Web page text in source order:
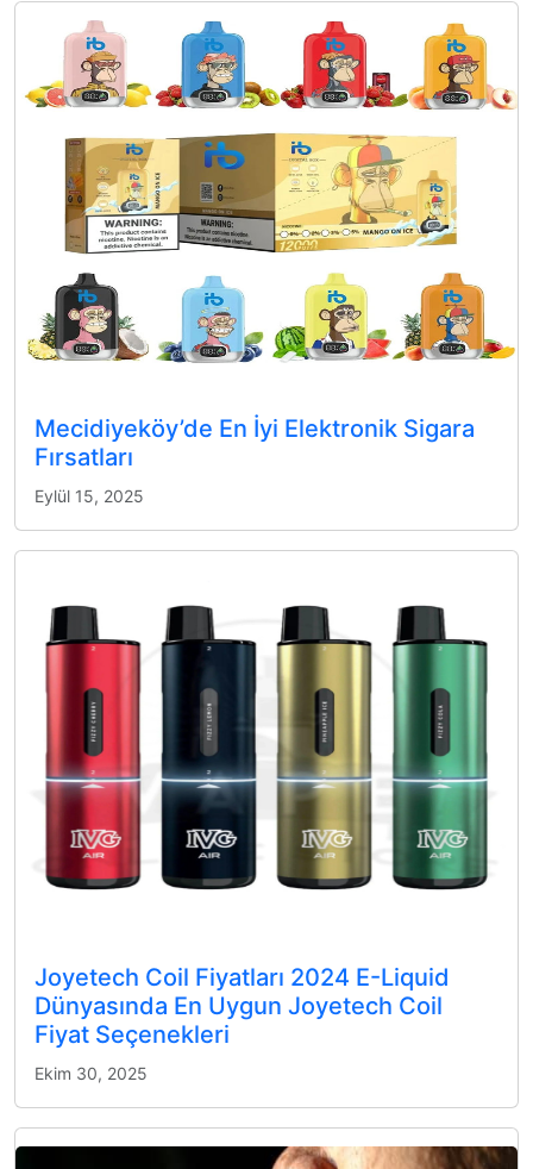
Mecidiyeköy’de En İyi Elektronik Sigara
Fırsatları
Eylül 15, 2025
Joyetech Coil Fiyatları 2024 E-Liquid
Dünyasında En Uygun Joyetech Coil
Fiyat Seçenekleri
Ekim 30, 2025